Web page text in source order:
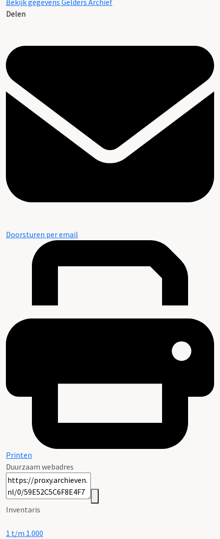
Bekijk gegevens Gelders Archief
Delen
Doorsturen per email
Printen
Duurzaam webadres
Inventaris
1 t/m 1.000